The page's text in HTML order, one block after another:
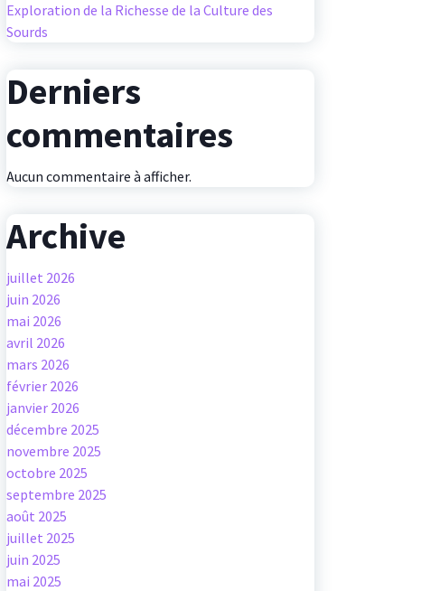
Exploration de la Richesse de la Culture des
Sourds
Derniers
commentaires
Aucun commentaire à afficher.
Archive
juillet 2026
juin 2026
mai 2026
avril 2026
mars 2026
février 2026
janvier 2026
décembre 2025
novembre 2025
octobre 2025
septembre 2025
août 2025
juillet 2025
juin 2025
mai 2025